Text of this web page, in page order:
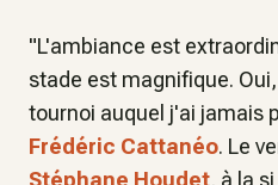
"L'ambiance est
stade est magnifique.
tournoi auquel j'ai jamais
Frédéric Cattanéo. Le